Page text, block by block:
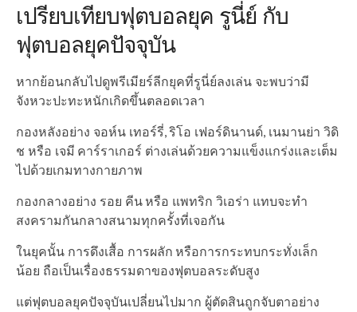
เปรียบเทียบฟุตบอลยุค รูนี่ย์ กับ
ฟุตบอลยุคปัจจุบัน
หากย้อนกลับไปดูพรีเมียร์ลีกยุคที่รูนี่ย์ลงเล่น จะพบว่ามี
จังหวะปะทะหนักเกิดขึ้นตลอดเวลา
กองหลังอย่าง จอห์น เทอร์รี่, ริโอ เฟอร์ดินานด์, เนมานย่า วิดิ
ช หรือ เจมี คาร์ราเกอร์ ต่างเล่นด้วยความแข็งแกร่งและเต็ม
ไปด้วยเกมทางกายภาพ
กองกลางอย่าง รอย คีน หรือ แพทริก วิเอร่า แทบจะทำ
สงครามกันกลางสนามทุกครั้งที่เจอกัน
ในยุคนั้น การดึงเสื้อ การผลัก หรือการกระทบกระทั่งเล็ก
น้อย ถือเป็นเรื่องธรรมดาของฟุตบอลระดับสูง
แต่ฟุตบอลยุคปัจจุบันเปลี่ยนไปมาก ผู้ตัดสินถูกจับตาอย่าง